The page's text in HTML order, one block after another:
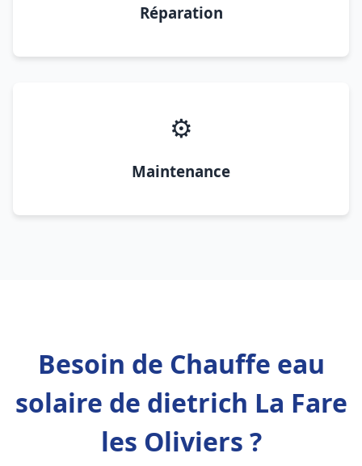
Réparation
⚙️
Maintenance
Besoin de Chauffe eau
solaire de dietrich La Fare
les Oliviers ?